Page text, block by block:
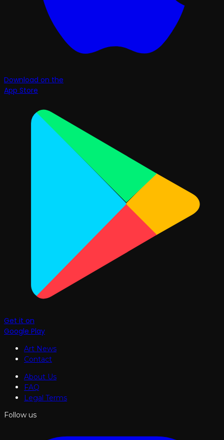
Download on the
App Store
Get it on
Google Play
Art News
Contact
About Us
FAQ
Legal Terms
Follow us